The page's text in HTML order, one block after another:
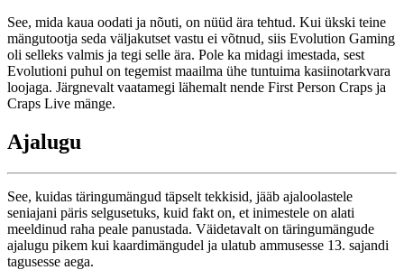
See, mida kaua oodati ja nõuti, on nüüd ära tehtud. Kui ükski teine
mängutootja seda väljakutset vastu ei võtnud, siis Evolution Gaming
oli selleks valmis ja tegi selle ära. Pole ka midagi imestada, sest
Evolutioni puhul on tegemist maailma ühe tuntuima kasiinotarkvara
loojaga. Järgnevalt vaatamegi lähemalt nende First Person Craps ja
Craps Live mänge.
Ajalugu
See, kuidas täringumängud täpselt tekkisid, jääb ajaloolastele
seniajani päris selgusetuks, kuid fakt on, et inimestele on alati
meeldinud raha peale panustada. Väidetavalt on täringumängude
ajalugu pikem kui kaardimängudel ja ulatub ammusesse 13. sajandi
tagusesse aega.